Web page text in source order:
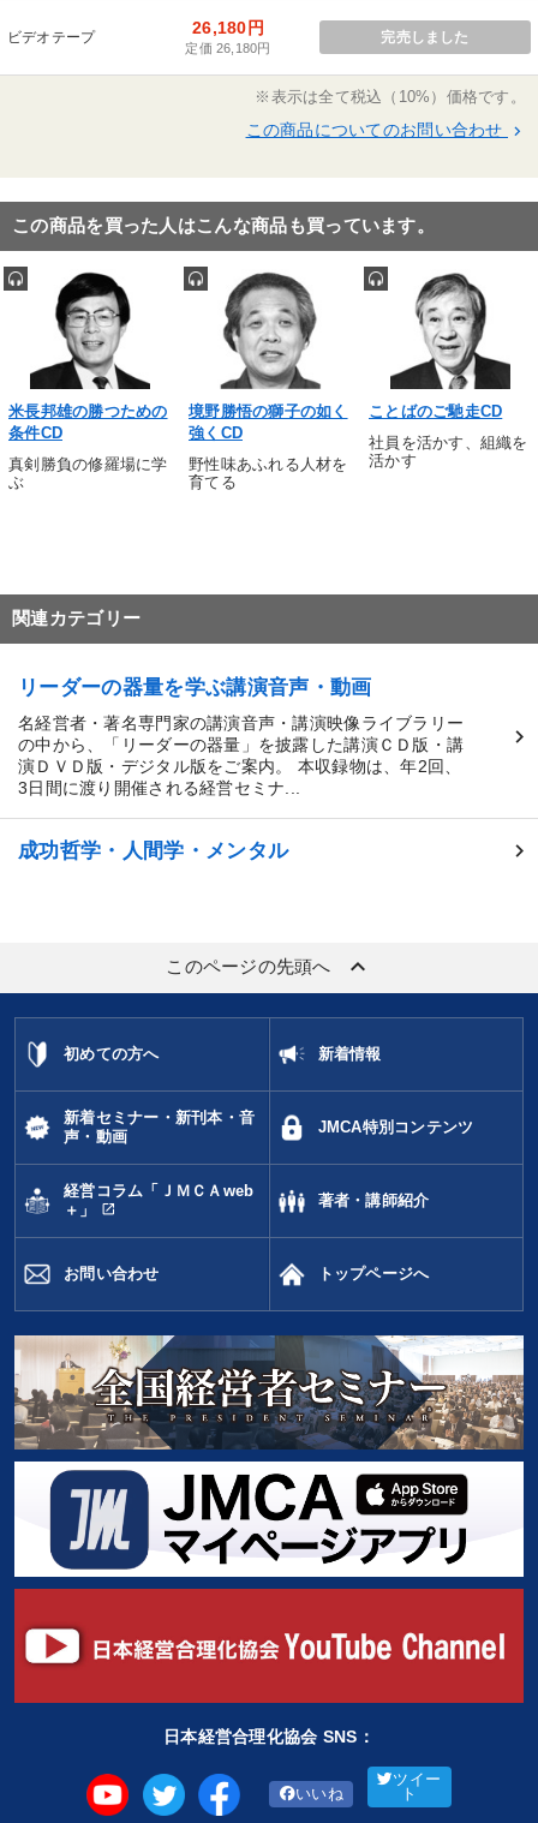
ブランディング コミュニケーション
昭和44年 日経マグロウヒル社出向。
同社販売部次長、調査開発長兼日経マグ
ロウヒル販売取締役営業部長を歴任
昭和54年 日本経済新聞社退社、ヒューマンスキル
ビデオテープ 26,180円
定価 26,180円
完売しました
※表示は全て税込（10%）価格です。
この商品についてのお問い合わせ keyboard_arrow_right
この商品を買った人はこんな商品も買っています。
米長邦雄の勝つための
条件CD
真剣勝負の修羅場に学
ぶ
境野勝悟の獅子の如く
強くCD
野性味あふれる人材を
育てる
ことばのご馳走CD
社員を活かす、組織を
活かす
関連カテゴリー
リーダーの器量を学ぶ講演音声・動画
名経営者・著名専門家の講演音声・講演映像ライブラリー
の中から、「リーダーの器量」を披露した講演ＣＤ版・講
演ＤＶＤ版・デジタル版をご案内。 本収録物は、年2回、
3日間に渡り開催される経営セミナ...
成功哲学・人間学・メンタル
このページの先頭へ keyboard_arrow_up
初めての方へ 新着情報
新着セミナー・新刊本・音
声・動画
JMCA特別コンテンツ
経営コラム「ＪＭＣＡweb
＋」
open_in_new
著者・講師紹介
お問い合わせ トップページへ
日本経営合理化協会 SNS：
いいね
ツイー
ト